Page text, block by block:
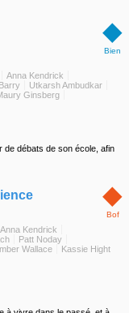
◆
Bien
Anna Kendrick
Utkarsh Ambudkar
Ginsberg
de débats de son école, afin
◆
Bof
Anna Kendrick
Patt Noday
Wallace
Kassie Hight